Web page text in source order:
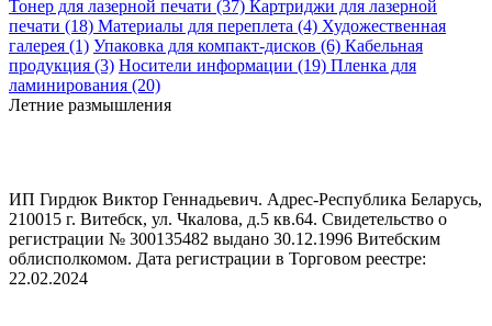
Тонер для лазерной печати (37) Картриджи для лазерной
печати (18) Материалы для переплета (4) Художественная
галерея (1) Упаковка для компакт-дисков (6) Кабельная
продукция (3) Носители информации (19) Пленка для
ламинирования (20)
Летние размышления
ИП Гирдюк Виктор Геннадьевич. Адрес-Республика Беларусь,
210015 г. Витебск, ул. Чкалова, д.5 кв.64. Свидетельство о
регистрации № 300135482 выдано 30.12.1996 Витебским
облисполкомом. Дата регистрации в Торговом реестре:
22.02.2024